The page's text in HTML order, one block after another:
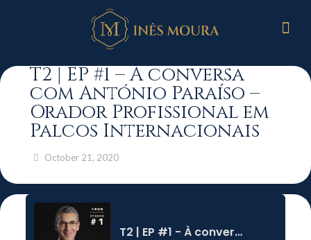
T2 | EP #1 – À conversa
com António Paraíso –
Orador Profissional em
Palcos Internacionais
October 21, 2020